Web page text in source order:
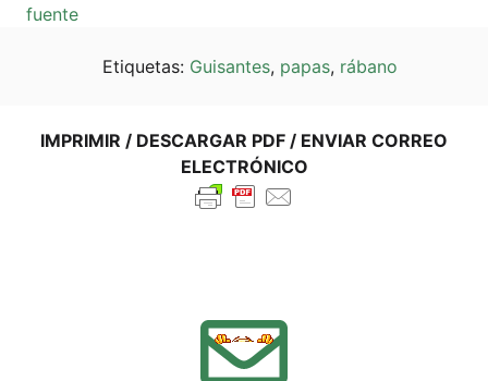
fuen­te
Eti­que­tas: Gui­san­tes, papas, rába­no
IMPRI­MIR / DES­CAR­GAR PDF / ENVI­AR COR­REO
ELECTRÓNICO